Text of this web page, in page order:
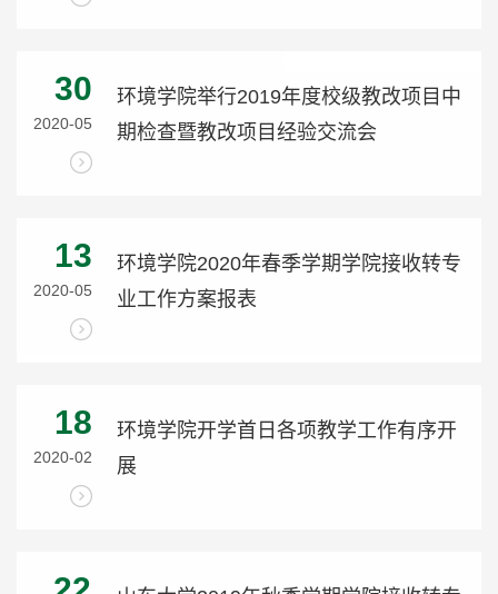
30
2020-05
环境学院举行2019年度校级教改项目中
期检查暨教改项目经验交流会
13
2020-05
环境学院2020年春季学期学院接收转专
业工作方案报表
18
2020-02
环境学院开学首日各项教学工作有序开
展